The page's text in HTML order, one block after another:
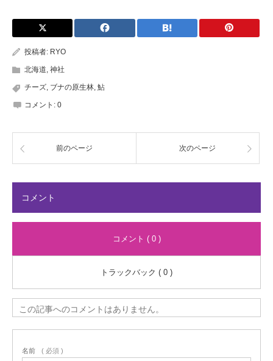
投稿者: RYO
北海道 神社
チーズ ブナの原生林 鮎
コメント: 0
前のページ 次のページ
コメント
コメント ( 0 )
トラックバック ( 0 )
この記事へのコメントはありません。
名前 ( 必須 )